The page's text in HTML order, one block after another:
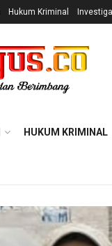
Hukum Kriminal
HUKUM KRIMINAL